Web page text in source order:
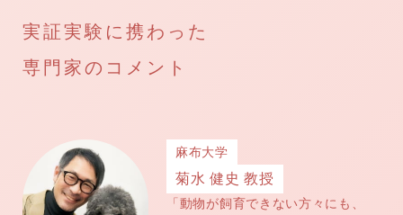
実証実験に携わった
専門家のコメント
麻布大学
菊水 健史 教授
「動物が飼育できない方々にも、